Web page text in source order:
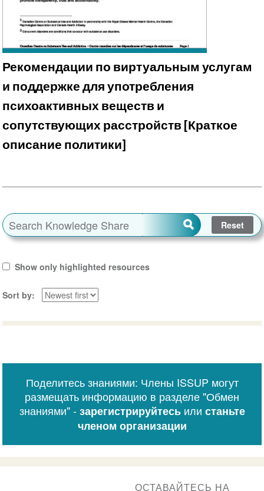
Рекомендации по виртуальным услугам
и поддержке для употребления
психоактивных веществ и
сопутствующих расстройств [Краткое
описание политики]
Show only highlighted resources
Sort by
Поделитесь знаниями: Члены ISSUP могут
размещать информацию в разделе "Обмен
знаниями" -зарегистрируйтесьили станьте
членом организации
ОСТАВАЙТЕСЬ НА